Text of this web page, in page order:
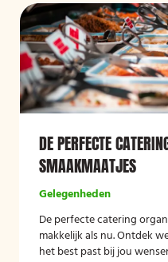
DE PERFECTE
SMAAKMAATJES
Gelegenheden
De perfecte catering
makkelijk als nu. Ontdek
het best past bij jou